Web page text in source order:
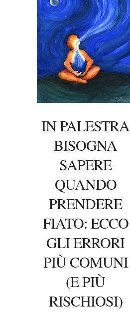
IN PALESTRA
BISOGNA
SAPERE
QUANDO
PRENDERE
FIATO: ECCO
GLI ERRORI
PIÙ COMUNI
(E PIÙ
RISCHIOSI)